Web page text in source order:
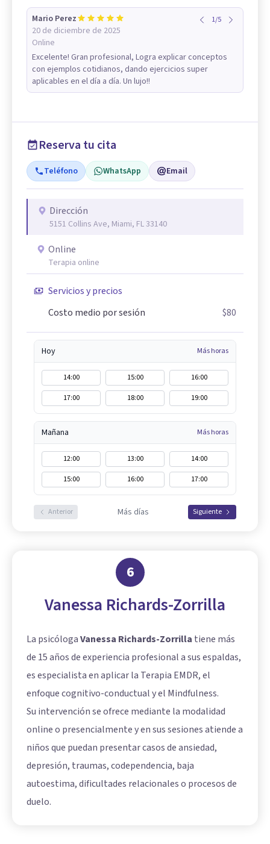
Mario Perez
20 de diciembre de 2025
Online
1/5
Excelente! Gran profesional, Logra explicar conceptos
con ejemplos cotidianos, dando ejercicios super
aplicables en el día a día. Un lujo!!
Reserva tu cita
Teléfono WhatsApp Email
Dirección
5151 Collins Ave, Miami, FL 33140
Online
Terapia online
Servicios y precios
Costo medio por sesión
$80
Hoy Más horas
14:00 15:00
16:00
17:00
18:00 19:00
Mañana Más horas
12:00 13:00
14:00
15:00
16:00 17:00
Anterior Más días Siguiente
6
Vanessa Richards-Zorrilla
La psicólogaVanessa Richards-Zorrilla tiene más
de 15 años de experiencia profesional a sus espaldas,
es especialista en aplicar la Terapia EMDR, el
enfoque cognitivo-conductual y el Mindfulness.
Su intervención se ofrece mediante la modalidad
online o presencialmente y en sus sesiones atiende a
niños que puedan presentar casos de ansiedad,
depresión, traumas, codependencia, baja
autoestima, dificultades relacionales o procesos de
duelo.